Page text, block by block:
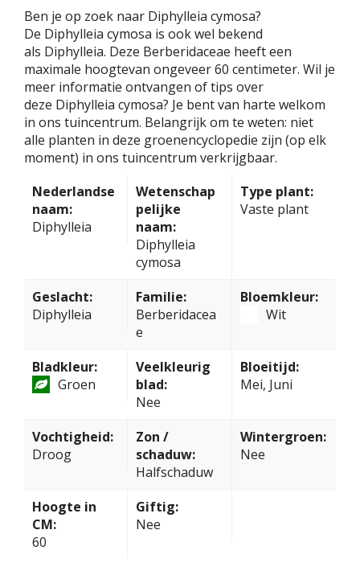
Ben je op zoek naar Diphylleia cymosa?
De Diphylleia cymosa is ook wel bekend
als Diphylleia. Deze Berberidaceae heeft een
maximale hoogtevan ongeveer 60 centimeter. Wil je
meer informatie ontvangen of tips over
deze Diphylleia cymosa? Je bent van harte welkom
in ons tuincentrum. Belangrijk om te weten: niet
alle planten in deze groenencyclopedie zijn (op elk
moment) in ons tuincentrum verkrijgbaar.
Nederlandse
naam:
Diphylleia
Wetenschap
pelijke
naam:
Diphylleia
cymosa
Type plant:
Vaste plant
Geslacht:
Diphylleia
Familie:
Berberidacea
e
Bloemkleur:
Wit
Bladkleur:
Groen
Veelkleurig
blad:
Nee
Bloeitijd:
Mei, Juni
Vochtigheid:
Droog
Zon /
schaduw:
Halfschaduw
Wintergroen:
Nee
Hoogte in
CM:
60
Giftig:
Nee